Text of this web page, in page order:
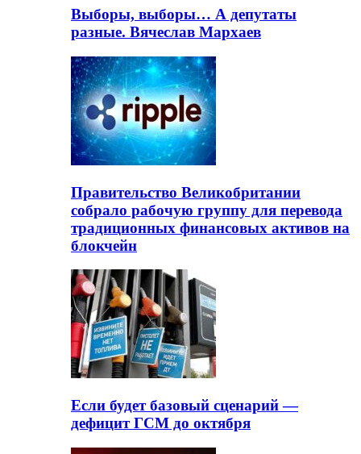
Выборы, выборы… А депутаты
разные. Вячеслав Мархаев
Правительство Великобритании
собрало рабочую группу для перевода
традиционных финансовых активов на
блокчейн
Если будет базовый сценарий —
дефицит ГСМ до октября